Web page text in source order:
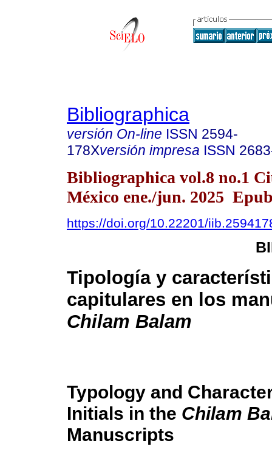
Bibliographica
versión On-line ISSN 2594-
178Xversión impresa ISSN
Bibliographica vol.8 no.1
México ene./jun. 2025
https://doi.org/10.22201/
Tipología y
capitulares en los
Chilam Balam
Typology and
Initials in the Chilam
Manuscripts